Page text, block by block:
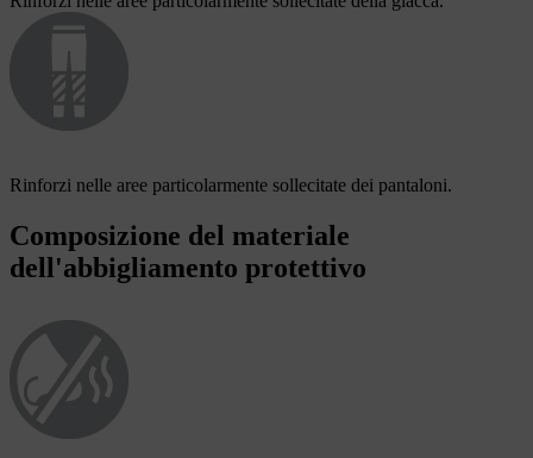
Rinforzi nelle aree particolarmente sollecitate dei pantaloni.
Composizione del materiale
dell'abbigliamento protettivo